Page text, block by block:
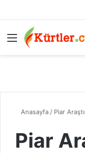
Menü
Anasayfa / Piar
Piar